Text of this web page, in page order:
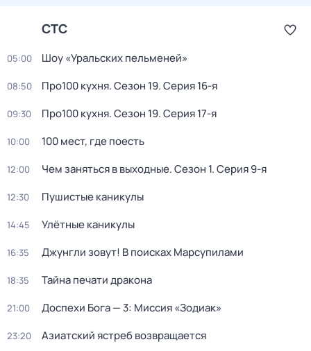
СТС
05:00 Шоу «Уральских пельменей»
08:50 Про100 кухня. Сезон 19. Серия 16-я
09:30 Про100 кухня. Сезон 19. Серия 17-я
10:00 100 мест, где поесть
12:00 Чем заняться в выходные. Сезон 1. Серия 9-я
12:30 Пушистые каникулы
14:45 Улётные каникулы
16:35 Джунгли зовут! В поисках Марсупилами
18:35 Тайна печати дракона
21:00 Доспехи Бога — 3: Миссия «Зодиак»
23:20 Азиатский ястреб возвращается